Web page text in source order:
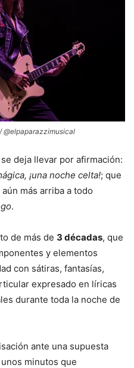
@elpaparazzimusical
deja llevar por afirmación:
¡una noche celta!; que
más arriba a todo
.
de más de 3 décadas, que
y elementos
con sátiras, fantasías,
expresado en líricas
durante toda la noche de
ante una supuesta
minutos que